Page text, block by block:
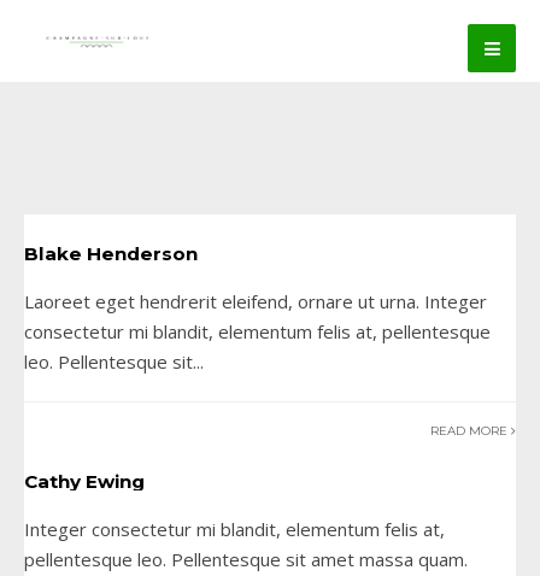
Blake Henderson
Laoreet eget hendrerit eleifend, ornare ut urna. Integer
consectetur mi blandit, elementum felis at, pellentesque
leo. Pellentesque sit...
READ MORE
Cathy Ewing
Integer consectetur mi blandit, elementum felis at,
pellentesque leo. Pellentesque sit amet massa quam.